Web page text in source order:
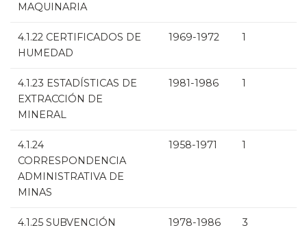
MAQUINARIA
4.1.22 CERTIFICADOS DE
HUMEDAD
1969-1972 1
4.1.23 ESTADÍSTICAS DE
EXTRACCIÓN DE
MINERAL
1981-1986 1
4.1.24
CORRESPONDENCIA
ADMINISTRATIVA DE
MINAS
1958-1971 1
4.1.25 SUBVENCIÓN
1978-1986 3